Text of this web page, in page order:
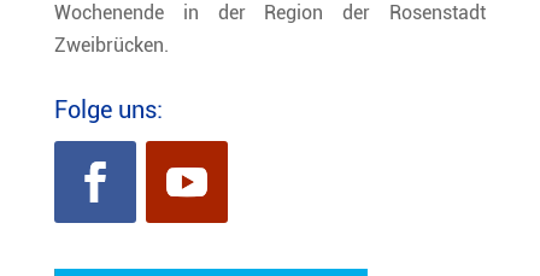
Wochenende in der Region der Rosenstadt
Zweibrücken.
Folge uns: